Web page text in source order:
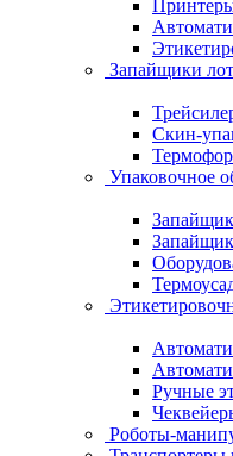
Запайщики
Скин-
Упаковочное
Ручные
Роботы-